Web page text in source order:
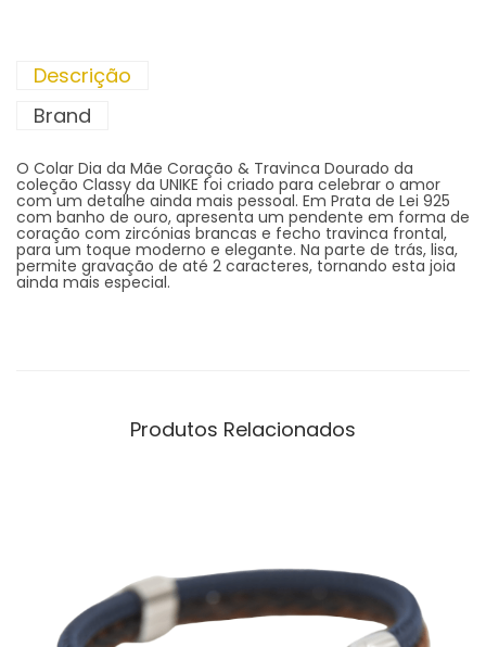
Descrição
Brand
O Colar Dia da Mãe Coração & Travinca Dourado da
coleção Classy da UNIKE foi criado para celebrar o amor
com um detalhe ainda mais pessoal. Em Prata de Lei 925
com banho de ouro, apresenta um pendente em forma de
coração com zircónias brancas e fecho travinca frontal,
para um toque moderno e elegante. Na parte de trás, lisa,
permite gravação de até 2 caracteres, tornando esta joia
ainda mais especial.
Produtos Relacionados